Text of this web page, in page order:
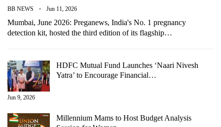
BB NEWS Jun 11, 2026
Mumbai, June 2026: Preganews, India's No. 1 pregnancy
detection kit, hosted the third edition of its flagship…
HDFC Mutual Fund Launches ‘Naari Nivesh
Yatra’ to Encourage Financial…
Jun 9, 2026
Millennium Mams to Host Budget Analysis